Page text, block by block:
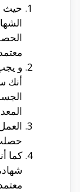
حيث
و
أنك
كما